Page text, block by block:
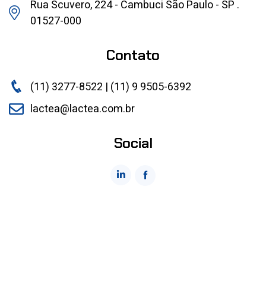
Rua Scuvero, 224 - Cambuci São Paulo - SP .
01527-000
Contato
(11) 3277-8522 | (11) 9 9505-6392
lactea@lactea.com.br
Social